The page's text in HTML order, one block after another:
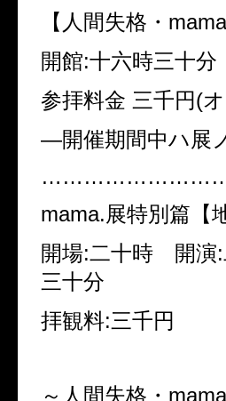
【人間失格・
開館:十六時三十
参拝料金 三千円(
—開催期間中ハ展
mama.展特別篇【
開場:二十時 開演
三十分
拝観料:三千円
～人間失格・